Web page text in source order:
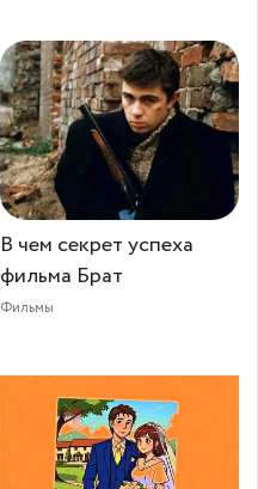
В чем секрет успеха
фильма Брат
Фильмы